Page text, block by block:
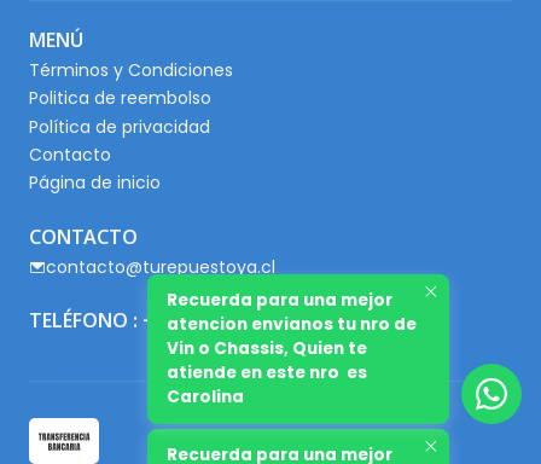
MENÚ
Términos y Condiciones
Politica de reembolso
Política de privacidad
Contacto
Página de inicio
CONTACTO
contacto@turepuestoya.cl
TELÉFONO : +56 9 65667345
Recuerda para una mejor
Recuerda para una mejor
atencion envianos tu nro de
Vin o Chassis, Quien te
atiende en este nro es
Carolina